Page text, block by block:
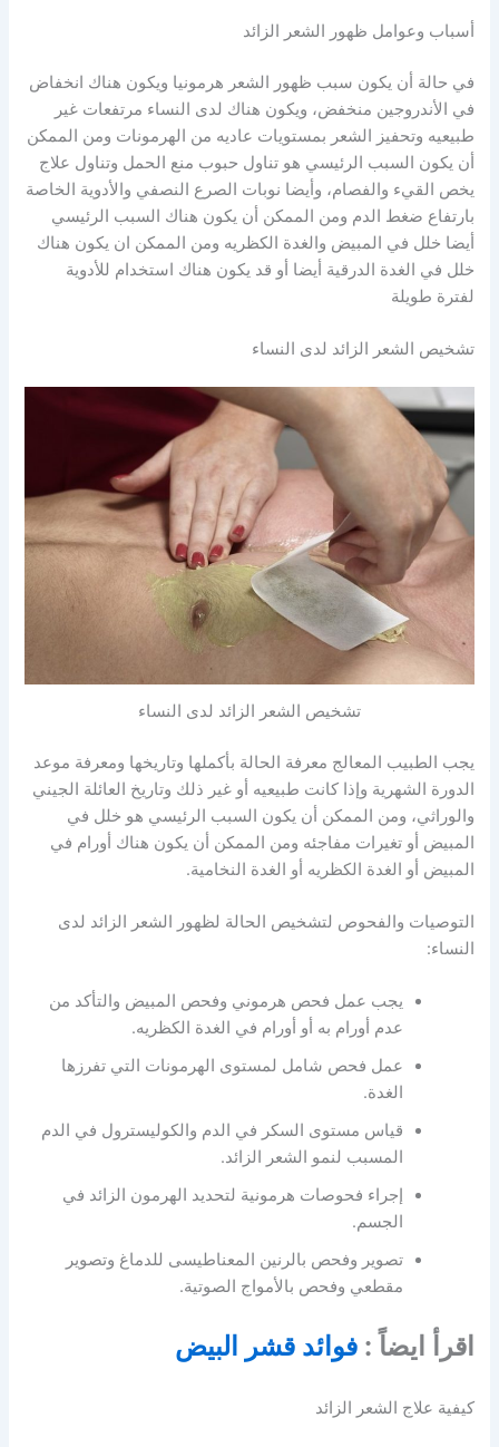
أسباب وعوامل ظهور الشعر الزائد
في حالة أن يكون سبب ظهور الشعر هرمونيا ويكون هناك انخفاض
في الأندروجين منخفض، ويكون هناك لدى النساء مرتفعات غير
طبيعيه وتحفيز الشعر بمستويات عاديه من الهرمونات ومن الممكن
أن يكون السبب الرئيسي هو تناول حبوب منع الحمل وتناول علاج
يخص القيء والفصام، وأيضا نوبات الصرع النصفي والأدوية الخاصة
بارتفاع ضغط الدم ومن الممكن أن يكون هناك السبب الرئيسي
أيضا خلل في المبيض والغدة الكظريه ومن الممكن ان يكون هناك
خلل في الغدة الدرقية أيضا أو قد يكون هناك استخدام للأدوية
لفترة طويلة
تشخيص الشعر الزائد لدى النساء
تشخيص الشعر الزائد لدى النساء
يجب الطبيب المعالج معرفة الحالة بأكملها وتاريخها ومعرفة موعد
الدورة الشهرية وإذا كانت طبيعيه أو غير ذلك وتاريخ العائلة الجيني
والوراثي، ومن الممكن أن يكون السبب الرئيسي هو خلل في
المبيض أو تغيرات مفاجئه ومن الممكن أن يكون هناك أورام في
المبيض أو الغدة الكظريه أو الغدة النخامية.
التوصيات والفحوص لتشخيص الحالة لظهور الشعر الزائد لدى
النساء:
يجب عمل فحص هرموني وفحص المبيض والتأكد من
عدم أورام به أو أورام في الغدة الكظريه.
عمل فحص شامل لمستوى الهرمونات التي تفرزها
الغدة.
قياس مستوى السكر في الدم والكوليسترول في الدم
المسبب لنمو الشعر الزائد.
إجراء فحوصات هرمونية لتحديد الهرمون الزائد في
الجسم.
تصوير وفحص بالرنين المعناطيسى للدماغ وتصوير
مقطعي وفحص بالأمواج الصوتية.
اقرأ ايضاً :فوائد قشر البيض
كيفية علاج الشعر الزائد